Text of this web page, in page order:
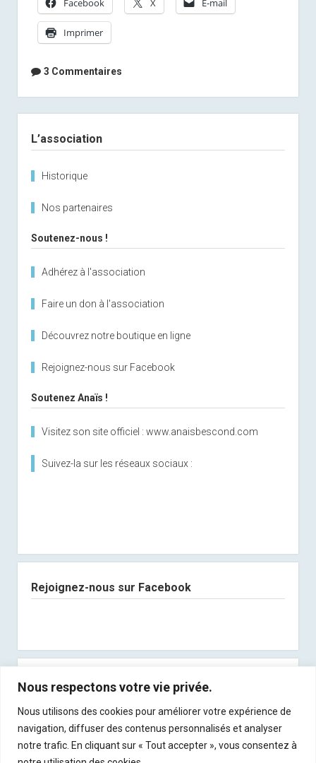
Nous respectons votre vie privée.
Nous utilisons des cookies pour améliorer votre expérience de
navigation, diffuser des contenus personnalisés et analyser
notre trafic. En cliquant sur « Tout accepter », vous consentez à
:
et
c’était
tour,
à
?
Facebook X E-mail
Imprimer
3 Commentaires
L’association
Historique
Nos partenaires
Soutenez-nous !
Adhérez à l'association
Faire un don à l'association
Découvrez notre boutique en ligne
Rejoignez-nous sur Facebook
Soutenez Anaïs !
Visitez son site officiel : www.anaisbescond.com
Suivez-la sur les réseaux sociaux :
Rejoignez-nous sur Facebook
Abonnez-vous à notre newsletter
Recevez les derniers articles directement dans
votre boite mail !